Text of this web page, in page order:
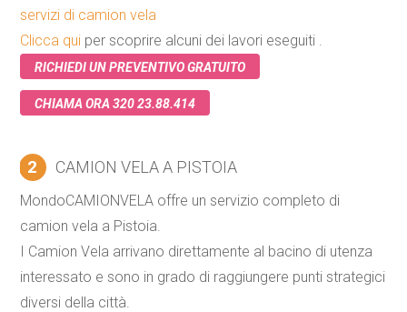
servizi di camion vela
Clicca qui per scoprire alcuni dei lavori eseguiti .
RICHIEDI UN PREVENTIVO GRATUITO
CHIAMA ORA 320 23.88.414
2 CAMION VELA A PISTOIA
MondoCAMIONVELA offre un servizio completo di
camion vela a Pistoia.
I Camion Vela arrivano direttamente al bacino di utenza
interessato e sono in grado di raggiungere punti strategici
diversi della città.